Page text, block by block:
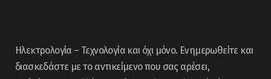
Ηλεκτρολογία – Τεχνολογία και όχι μόνο. Ενημερωθείτε και
διασκεδάστε με το αντικείμενο που σας αρέσει,